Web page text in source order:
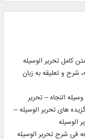
مشتمل بر‌ متن کامل تحریر الوسیله
شرح و تعلیقه به زبان
النجاه – تحریر
های تحریر الوسیله –
الوسیله
فی شرح تحریر الوسیله